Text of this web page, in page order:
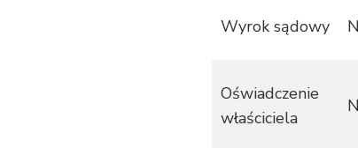
Wyrok sądowy
Oświadczenie
właściciela